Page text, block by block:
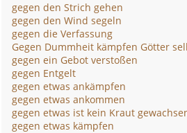
gegen den Strich gehen
gegen den Wind segeln
gegen die Verfassung
Gegen Dummheit kämpfen Götter
gegen ein Gebot verstoßen
gegen Entgelt
gegen etwas ankämpfen
gegen etwas ankommen
gegen etwas ist kein Kraut
gegen etwas kämpfen